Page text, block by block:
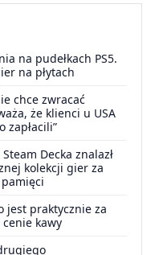
na pudełkach PS5.
na płytach
chce zwracać
że klienci u USA
zapłacili”
Decka znalazł
kolekcji gier za
jest praktycznie za
cenie kawy